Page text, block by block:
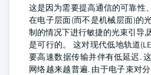
这是因为需要提高通信的可靠性
在电子层面(而不是机械层面)的
制的情况下进行敏捷的光束引导,
是可行的。 这对现代低地轨道
要高速数据传输并伴有低延迟.
网络越来越普遍. 由于电子束对